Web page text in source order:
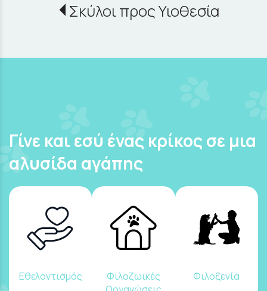
Σκύλοι προς Υιοθεσία
Γίνε και εσύ ένας κρίκος σε μια
αλυσίδα αγάπης
Εθελοντισμός
Φιλοζωικές
Φιλοξενία